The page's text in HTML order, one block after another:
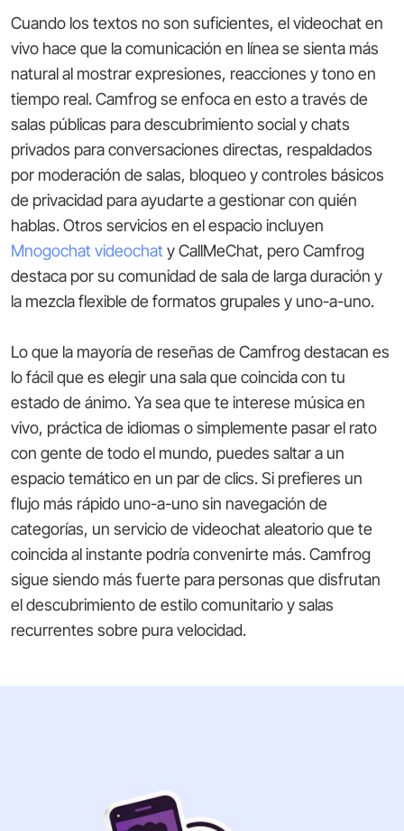
Cuando los textos no son suficientes, el videochat en
vivo hace que la comunicación en línea se sienta más
natural al mostrar expresiones, reacciones y tono en
tiempo real. Camfrog se enfoca en esto a través de
salas públicas para descubrimiento social y chats
privados para conversaciones directas, respaldados
por moderación de salas, bloqueo y controles básicos
de privacidad para ayudarte a gestionar con quién
hablas. Otros servicios en el espacio incluyen
Mnogochat videochaty CallMeChat, pero Camfrog
destaca por su comunidad de sala de larga duración y
la mezcla flexible de formatos grupales y uno-a-uno.
Lo que la mayoría de reseñas de Camfrog destacan es
lo fácil que es elegir una sala que coincida con tu
estado de ánimo. Ya sea que te interese música en
vivo, práctica de idiomas o simplemente pasar el rato
con gente de todo el mundo, puedes saltar a un
espacio temático en un par de clics. Si prefieres un
flujo más rápido uno-a-uno sin navegación de
categorías, un servicio de videochat aleatorio que te
coincida al instante podría convenirte más. Camfrog
sigue siendo más fuerte para personas que disfrutan
el descubrimiento de estilo comunitario y salas
recurrentes sobre pura velocidad.